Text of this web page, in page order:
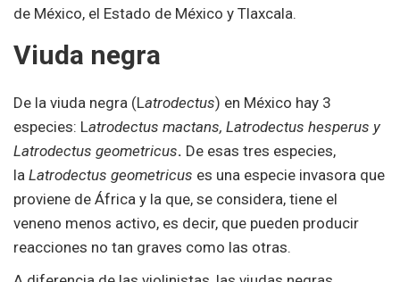
de México, el Estado de México y Tlaxcala.
Viuda negra
De la viuda negra (Latrodectus) en México hay 3
especies: Latrodectus mactans, Latrodectus hesperus y
Latrodectus geometricus. De esas tres especies,
la Latrodectus geometricus es una especie invasora que
proviene de África y la que, se considera, tiene el
veneno menos activo, es decir, que pueden producir
reacciones no tan graves como las otras.